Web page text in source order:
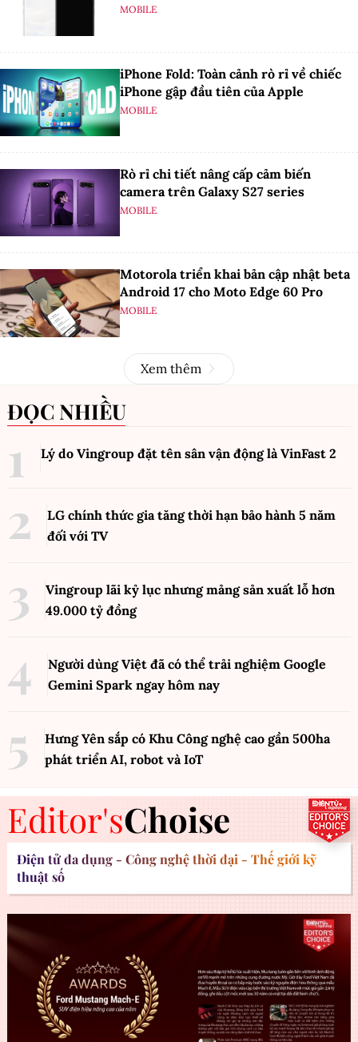
MOBILE
iPhone Fold: Toàn cảnh rò rỉ về chiếc
iPhone gập đầu tiên của Apple
MOBILE
Rò rỉ chi tiết nâng cấp cảm biến
camera trên Galaxy S27 series
MOBILE
Motorola triển khai bản cập nhật beta
Android 17 cho Moto Edge 60 Pro
MOBILE
Xem thêm
ĐỌC NHIỀU
Lý do Vingroup đặt tên sân vận động là VinFast 2
LG chính thức gia tăng thời hạn bảo hành 5 năm
đối với TV
Vingroup lãi kỷ lục nhưng mảng sản xuất lỗ hơn
49.000 tỷ đồng
Người dùng Việt đã có thể trải nghiệm Google
Gemini Spark ngay hôm nay
Hưng Yên sắp có Khu Công nghệ cao gần 500ha
phát triển AI, robot và IoT
Editor'sChoise
Điện tử đa dụng - Công nghệ thời đại - Thế giới kỹ
thuật số